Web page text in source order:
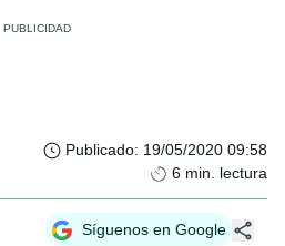
Publicado: 19/05/2020 09:58
6 min. lectura
Síguenos en Google